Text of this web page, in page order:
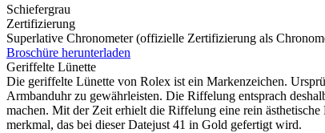
Schiefergrau
Zertifizierung
Superlative Chronometer (offizielle Zertifizierung als
Broschüre herunterladen
Geriffelte Lünette
Die geriffelte Lünette von Rolex ist ein Markenzeichen.
Armbanduhr zu gewährleisten. Die Riffelung entsprach
machen. Mit der Zeit erhielt die Riffelung eine rein
merkmal, das bei dieser Datejust 41 in Gold gefertigt wird.